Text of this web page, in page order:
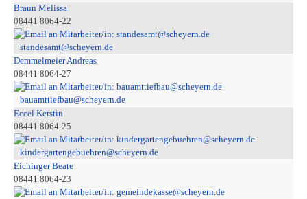
Braun Melissa
08441 8064-22
standesamt@scheyern.de
Demmelmeier Andreas
08441 8064-27
bauamttiefbau@scheyern.de
Eccel Kerstin
08441 8064-25
kindergartengebuehren@scheyern.de
Eichinger Beate
08441 8064-23